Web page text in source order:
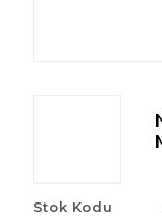
Stok Kodu